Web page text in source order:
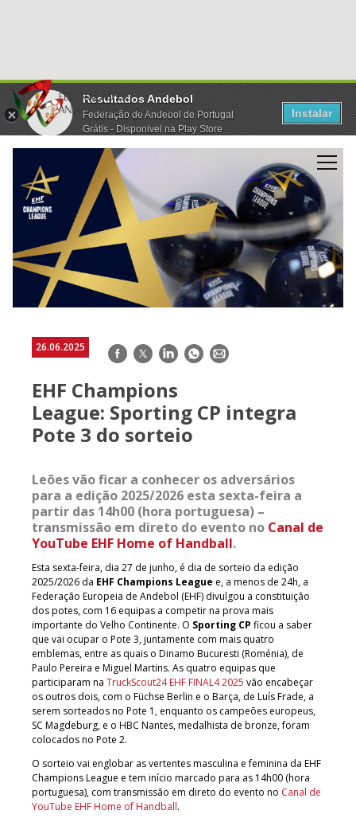
Resultados Andebol
Federação de Andebol de Portugal
Grátis - Disponivel na Play Store
Instalar
26.06.2025 Facebook
TwitterLinkedInWhatsApp
E-
EHF Champions
League: Sporting CP integra
Pote 3 do sorteio
Leões vão ficar a conhecer os adversários
para a edição 2025/2026 esta sexta-feira a
partir das 14h00 (hora portuguesa) –
transmissão em direto do evento no Canal de
YouTube EHF Home of Handball.
Esta sexta-feira, dia 27 de junho, é dia de sorteio da edição
2025/2026 da EHF Champions League e, a menos de 24h, a
Federação Europeia de Andebol (EHF) divulgou a constituição
dos potes, com 16 equipas a competir na prova mais
importante do Velho Continente. O Sporting CP ficou a saber
que vai ocupar o Pote 3, juntamente com mais quatro
emblemas, entre as quais o Dinamo Bucuresti (Roménia), de
Paulo Pereira e Miguel Martins. As quatro equipas que
participaram na TruckScout24 EHF FINAL4 2025 vão encabeçar
os outros dois, com o Füchse Berlin e o Barça, de Luís Frade, a
serem sorteados no Pote 1, enquanto os campeões europeus,
SC Magdeburg, e o HBC Nantes, medalhista de bronze, foram
colocados no Pote 2.
O sorteio vai englobar as vertentes masculina e feminina da EHF
Champions League e tem início marcado para as 14h00 (hora
portuguesa), com transmissão em direto do evento no Canal de
YouTube EHF Home of Handball.